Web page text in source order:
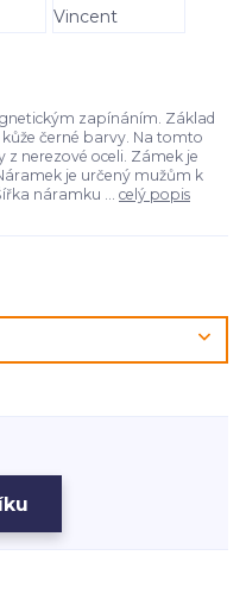
zapínáním. Základ
černé barvy. Na tomto
nerezové oceli. Zámek je
je určený mužům k
náramku ... celý popis